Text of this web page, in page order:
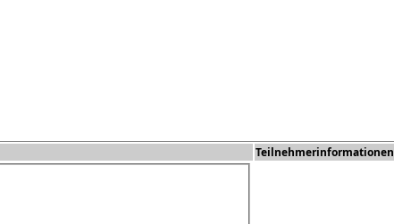
Teilnehmerinformationen